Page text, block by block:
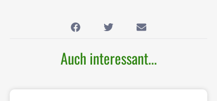
Auch interessant...